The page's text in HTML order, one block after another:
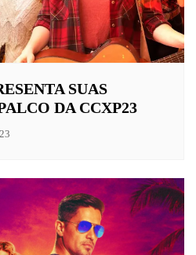
SUAS
DA CCXP23